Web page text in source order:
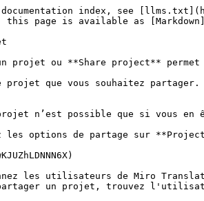
index, see
this page is available as
projet ou **Share project**
projet que vous souhaitez partager.
n’est possible que si vous
les options de partage sur
les utilisateurs de Miro
un projet, trouvez